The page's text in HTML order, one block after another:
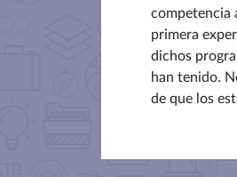
competencia
primera
dichos
han tenido.
de que los